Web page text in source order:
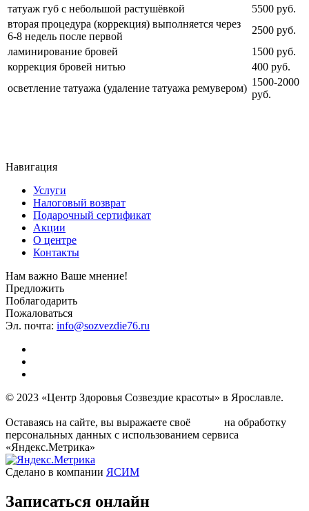
татуаж губ с небольшой растушёвкой
5500 руб.
вторая процедура (коррекция) выполняется через
6-8 недель после первой
2500 руб.
ламинирование бровей
1500 руб.
коррекция бровей нитью
400 руб.
осветление татуажа (удаление татуажа ремувером)
1500-2000
руб.
Навигация
Услуги
Налоговый возврат
Подарочный сертификат
Акции
О центре
Контакты
Нам важно Ваше мнение!
Предложить
Поблагодарить
Пожаловаться
Эл. почта: info@sozvezdie76.ru
© 2023 «Центр Здоровья Созвездие красоты» в Ярославле.
Оставаясь на сайте, вы выражаете своё
на обработку
персональных данных с использованием сервиса
«Яндекс.Метрика»
Сделано в компании ЯСИМ
Записаться онлайн